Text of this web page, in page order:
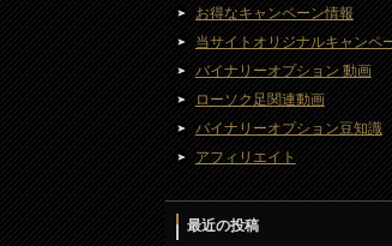
お得なキャンペーン情報
当サイトオリジナルキャンペ
バイナリーオプション 動画
ローソク足関連動画
バイナリーオプション豆知識
アフィリエイト
最近の投稿